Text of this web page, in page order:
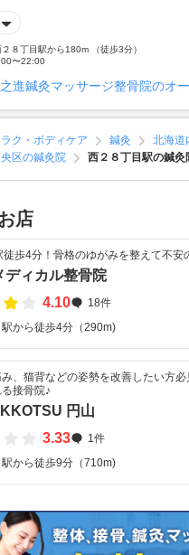
２８丁目駅から180m （徒歩3分）
〜22:00
進鍼灸マッサージ整骨院のオ
ラク・ボディケア 鍼灸
北海道
区の鍼灸院
西２８丁目駅の鍼灸
店
歩4分！骨格のゆがみを整えて不安
ディカル整骨院
4.10
18件
から徒歩4分（290m)
、猫背などの姿勢を改善したい方
接骨院♪
円山
3.33
1件
から徒歩9分（710m)